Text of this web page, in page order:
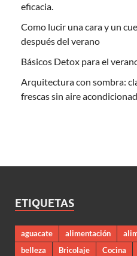
eficacia.
Como lucir una cara y un
después del verano
Básicos Detox para el
Arquitectura con sombra:
frescas sin aire
ETIQUETAS
aguacate alimentación
belleza
Bricolaje Cocina